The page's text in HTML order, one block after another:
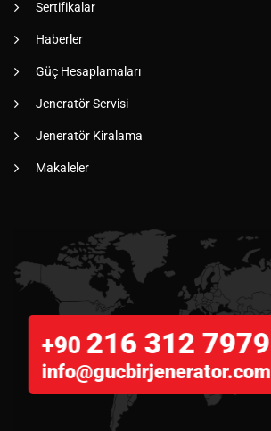
Sertifikalar
Haberler
Güç Hesaplamaları
Jeneratör Servisi
Jeneratör Kiralama
Makaleler
+90 216 312 7979
info@gucbirjenerator.com